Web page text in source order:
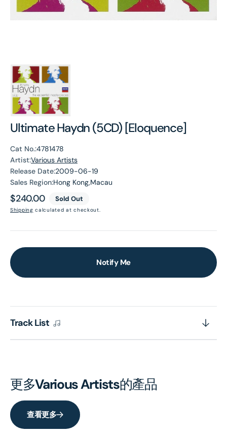
Ultimate Haydn (5CD) [Eloquence]
Cat No.:4781478
Artist:Various Artists
Release Date:2009-06-19
Sales Region:Hong Kong,Macau
Regular
price
$240.00 Sold Out
Shipping calculated at checkout.
Notify Me
Track List
更多Various Artists的產品
查看更多